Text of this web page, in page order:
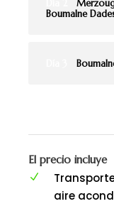
Boumalne
El precio incluye
aire